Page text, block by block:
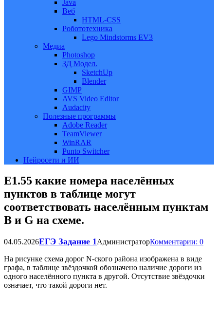
Java
Веб
HTML-CSS
Робототехника
Lego Mindstorms EV3
Медиа
Photoshop
3Д Модел.
SketchUp
Blender
GIMP
AVS Video Editor
Audacity
Полезные программы
Adobe Reader
TeamViewer
WinRAR
Punto Switcher
Нейросети и ИИ
Е1.55 какие номера населённых
пунктов в таблице могут
соответствовать населённым пунктам
В и G на схеме.
04.05.2026ЕГЭ Задание 1 АдминистраторКомментарии: 0
На рисунке схема дорог N-ского района изображена в виде
графа, в таблице звёздочкой обозначено наличие дороги из
одного населённого пункта в другой. Отсутствие звёздочки
означает, что такой дороги нет.